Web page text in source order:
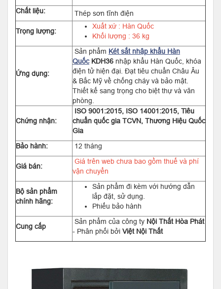
Chất liệu:
Thép sơn tĩnh điện
Trọng lượng:
Xuất xứ : Hàn Quốc
Khối lượng : 36 kg
Ứng dụng:
Sản phẩm Két sắt nhập khẩu Hàn
QuốcKDH36 nhập khẩu Hàn Quốc, khóa
điện tử hiện đại. Đạt tiêu chuẩn Châu Âu
& Bắc Mỹ về chống cháy và bảo mật.
Thiết kế sang trọng cho biệt thự và văn
phòng.
Chứng nhận:
ISO 9001:2015, ISO 14001:2015, Tiêu
chuẩn quốc gia TCVN, Thương Hiệu Quốc
Gia
Bảo hành:
12 tháng
Giá bán:
Giá trên web chưa bao gồm thuế và phí
vận chuyển
Bộ sản phẩm
chính hãng:
Sản phẩm đi kèm với hướng dẫn
lắp đặt, sử dụng.
Phiếu bảo hành
Cung cấp
Sản phẩm của công ty Nội Thất Hòa Phát
- Phân phối bởi Việt Nội Thất